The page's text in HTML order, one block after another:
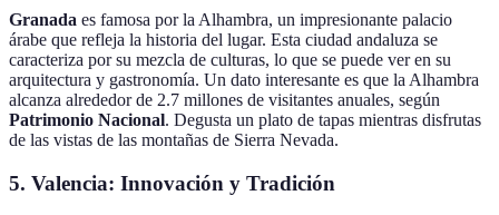
Granada es famosa por la Alhambra, un impresionante palacio
árabe que refleja la historia del lugar. Esta ciudad andaluza se
caracteriza por su mezcla de culturas, lo que se puede ver en su
arquitectura y gastronomía. Un dato interesante es que la Alhambra
alcanza alrededor de 2.7 millones de visitantes anuales, según
Patrimonio Nacional. Degusta un plato de tapas mientras disfrutas
de las vistas de las montañas de Sierra Nevada.
5. Valencia: Innovación y Tradición